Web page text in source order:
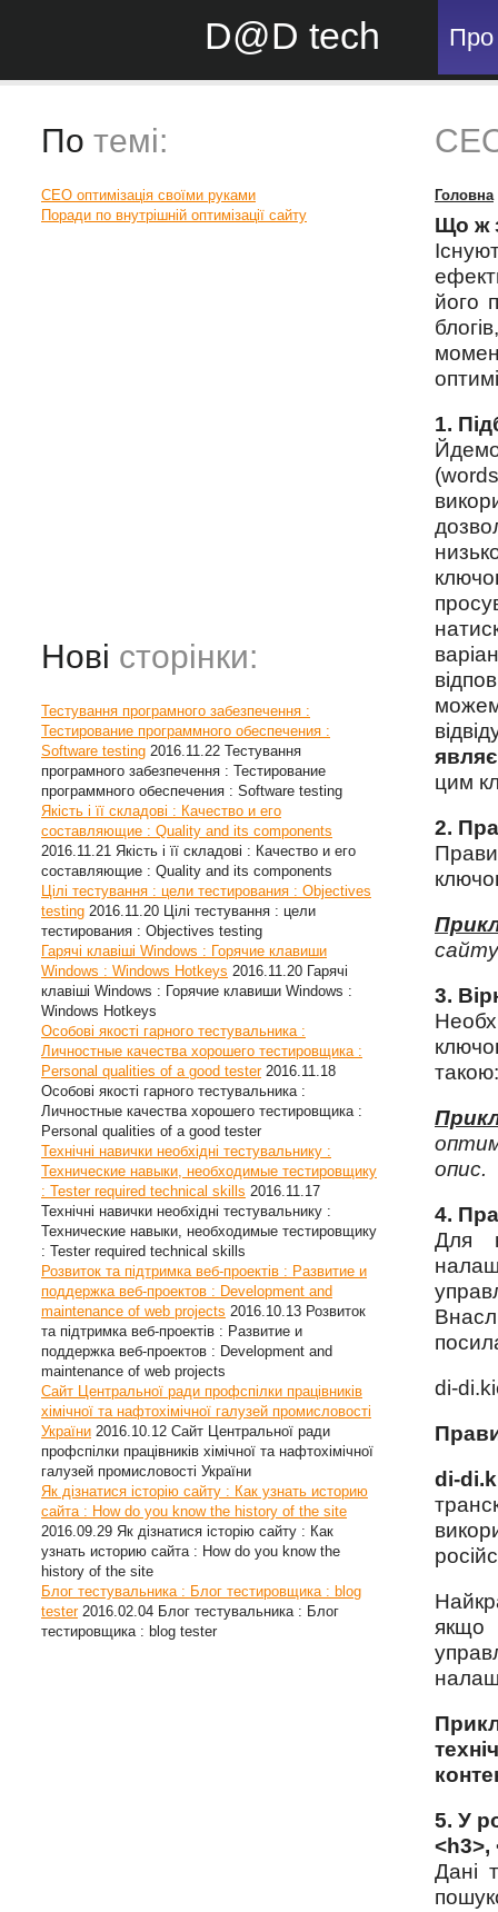
D@D tech Про
По темі:
СЕО оптимізація своїми руками
Поради по внутрішній оптимізації сайту
Нові сторінки:
Тестування програмного забезпечення :
Тестирование программного обеспечения :
Software testing 2016.11.22 Тестування
програмного забезпечення : Тестирование
программного обеспечения : Software testing
Якість і її складові : Качество и его
составляющие : Quality and its components
2016.11.21 Якість і її складові : Качество и его
составляющие : Quality and its components
Цілі тестування : цели тестирования : Objectives
testing 2016.11.20 Цілі тестування : цели
тестирования : Objectives testing
Гарячі клавіші Windows : Горячие клавиши
Windows : Windows Hotkeys 2016.11.20 Гарячі
клавіші Windows : Горячие клавиши Windows :
Windows Hotkeys
Особові якості гарного тестувальника :
Личностные качества хорошего тестировщика :
Personal qualities of a good tester 2016.11.18
Особові якості гарного тестувальника :
Личностные качества хорошего тестировщика :
Personal qualities of a good tester
Технічні навички необхідні тестувальнику :
Технические навыки, необходимые тестировщику
: Tester required technical skills 2016.11.17
Технічні навички необхідні тестувальнику :
Технические навыки, необходимые тестировщику
: Tester required technical skills
Розвиток та підтримка веб-проектів : Развитие и
поддержка веб-проектов : Development and
maintenance of web projects 2016.10.13 Розвиток
та підтримка веб-проектів : Развитие и
поддержка веб-проектов : Development and
maintenance of web projects
Сайт Центральної ради профспілки працівників
хімічної та нафтохімічної галузей промисловості
України 2016.10.12 Сайт Центральної ради
профспілки працівників хімічної та нафтохімічної
галузей промисловості України
Як дізнатися історію сайту : Как узнать историю
сайта : How do you know the history of the site
2016.09.29 Як дізнатися історію сайту : Как
узнать историю сайта : How do you know the
history of the site
Блог тестувальника : Блог тестировщика : blog
tester 2016.02.04 Блог тестувальника : Блог
тестировщика : blog tester
СЕО
Головна
Що ж
його
1.
цим
2.
3.
такою:
опис.
4.
Для
di-
di-
якщо
5. У
<h3>,
Дані